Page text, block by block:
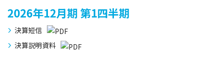
2026年12月期第1四半期
決算短信
決算説明資料